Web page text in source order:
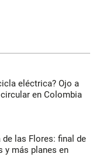
eléctrica? Ojo a
en Colombia
las Flores: final de
y más planes en